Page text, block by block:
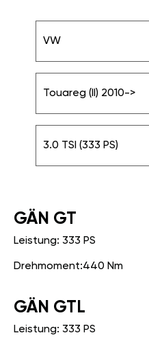
VW
Touareg (II) 2010->
3.0 TSI (333 PS)
GÄN GT
Leistung: 333 PS
Drehmoment:440 Nm
GÄN GTL
Leistung: 333 PS